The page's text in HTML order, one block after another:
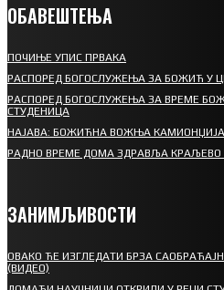
ОБАВЕШТЕЊА
ПОЧИЊЕ УПИС ПРВАКА
РАСПОРЕД БОГОСЛУЖЕЊА ЗА БОЖИЋ У
РАСПОРЕД БОГОСЛУЖЕЊА ЗА ВРЕМЕ
СТУДЕНИЦА
НАЈАВА: БОЖИЋНА ВОЖЊА КАМИОНЏИЈА
РАДНО ВРЕМЕ ДОМА ЗДРАВЉА КРАЉЕВО
ЗАНИМЉИВОСТИ
ОВАКО ЋЕ ИЗГЛЕДАТИ БРЗА
(ВИДЕО)